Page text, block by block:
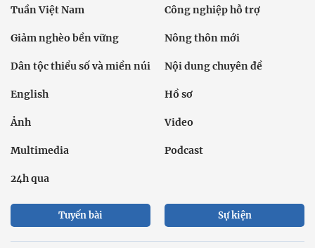
Tuần Việt Nam Công nghiệp hỗ trợ
Giảm nghèo bền vững Nông thôn mới
Dân tộc thiểu số và miền núi Nội dung chuyên đề
English Hồ sơ
Ảnh Video
Multimedia Podcast
24h qua
Tuyến bài Sự kiện